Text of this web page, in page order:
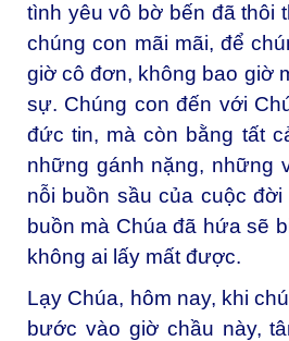
tình yêu vô bờ bến đã thôi
chúng con mãi mãi, để
giờ cô đơn, không bao giờ
sự. Chúng con đến với
đức tin, mà còn bằng tất
những gánh nặng, những
nỗi buồn sầu của cuộc
buồn mà Chúa đã hứa sẽ
không ai lấy mất được.
Lạy Chúa, hôm nay, khi
bước vào giờ chầu này,